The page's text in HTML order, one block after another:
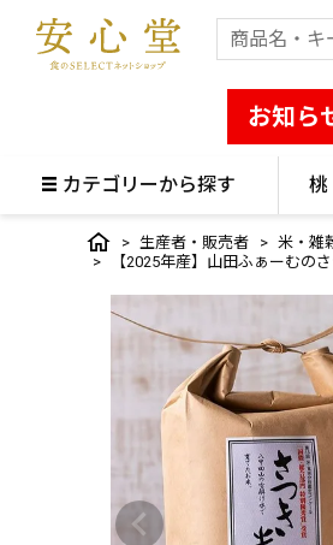
お知ら
カテゴリーから探す 桃
生産者・販売者 米・雑
【2025年産】山田ふぁーむ